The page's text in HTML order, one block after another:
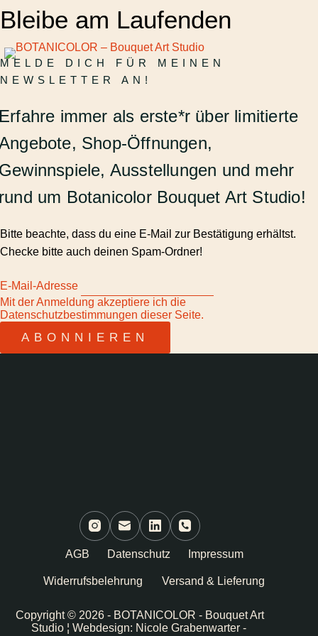
Inhalt
springen
Bleibe am Laufenden
MELDE DICH FÜR MEINEN
NEWSLETTER AN!
immer als erste*r über limitierte
Shop-Öffnungen,
Ausstellungen und mehr
um Botanicolor Bouquet Art Studio!
Bitte beachte, dass du eine E-Mail zur Bestätigung erhältst.
Checke bitte auch deinen Spam-Ordner!
E-Mail-Adresse
Mit der Anmeldung akzeptiere ich die
Datenschutzbestimmungen dieser Seite.
AGB Datenschutz Impressum
Widerrufsbelehrung Versand & Lieferung
Copyright © 2026 - BOTANICOLOR - Bouquet Art
Studio ¦ Webdesign: Nicole Grabenwarter -